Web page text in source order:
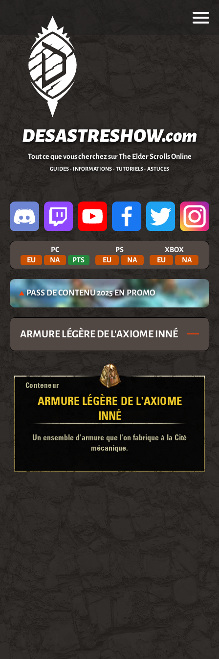
DESASTRESHOW.com
Tout ce que vous cherchez sur The Elder Scrolls Online
GUIDES - INFORMATIONS - TUTORIELS - ASTUCES
PC
EU
NA PTS
PS
EU
NA
XBOX
EU
NA
PASS DE CONTENU 2025 EN PROMO
ARMURE LÉGÈRE DE L'AXIOME INNÉ
Conteneur
ARMURE LÉGÈRE DE L'AXIOME
INNÉ
Un ensemble d'armure que l'on fabrique à la Cité
mécanique.